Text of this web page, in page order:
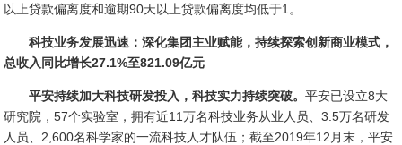
以上贷款偏离度和逾期90天以上贷款偏离度均低于1。
科技业务发展迅速：深化集团主业赋能，持续探索创新商业模式，
总收入同比增长27.1%至821.09亿元
平安持续加大科技研发投入，科技实力持续突破。平安已设立8大
研究院，57个实验室，拥有近11万名科技业务从业人员、3.5万名研发
人员、2,600名科学家的一流科技人才队伍；截至2019年12月末，平安